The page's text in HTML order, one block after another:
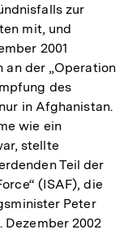
zur
mit, und
2001
an der „Operation
des
in Afghanistan.
wie ein
stellte
Teil der
(ISAF), die
Peter
Dezember 2002